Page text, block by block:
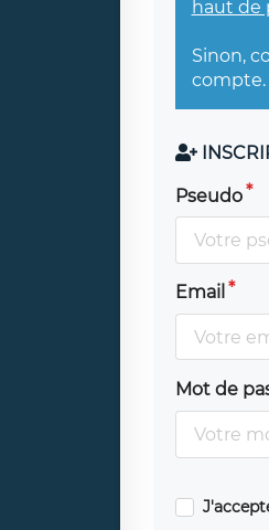
haut de
Sinon,
compte.
Pseudo
Email
Mot de